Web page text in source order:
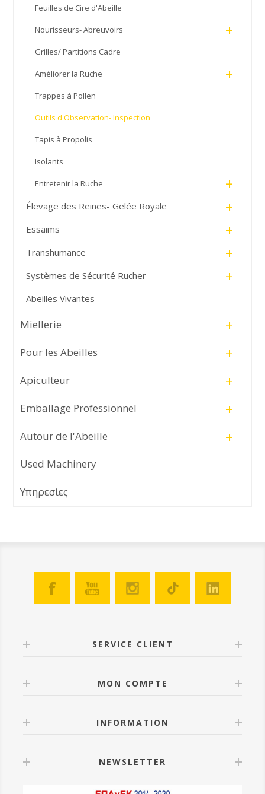
Feuilles de Cire d'Abeille
Nourisseurs- Abreuvoirs +
Grilles/ Partitions Cadre
Améliorer la Ruche +
Trappes à Pollen
Outils d'Observation- Inspection
Tapis à Propolis
Isolants
Entretenir la Ruche +
Élevage des Reines- Gelée Royale +
Essaims +
Transhumance +
Systèmes de Sécurité Rucher +
Abeilles Vivantes
Miellerie +
Pour les Abeilles +
Apiculteur +
Emballage Professionnel +
Autour de l'Abeille +
Used Machinery
Υπηρεσίες
SERVICE CLIENT
MON COMPTE
INFORMATION
NEWSLETTER